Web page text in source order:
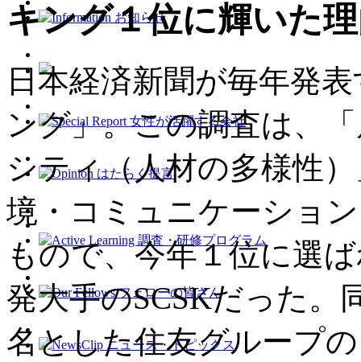
キング１位に輝いた
日本経済新聞が毎年発
ング」。この調査は、
シティ（人材の多様性
境・コミュニケーショ
もので、今年１位に選
発大手のSCSKだった。
名とした住友グループ